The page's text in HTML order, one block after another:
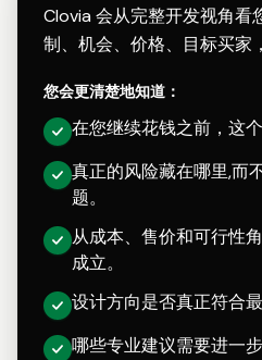
Clovia 会从完整开发视角看
制、机会、价格、目标买家
您会更清楚地知道：
在您继续花钱之前，这
真正的风险藏在哪里,而
题。
从成本、售价和可行性
成立。
设计方向是否真正符合
哪些专业建议需要进一